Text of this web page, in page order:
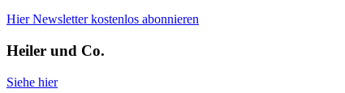
Hier Newsletter kostenlos abonnieren
Heiler und Co.
Siehe hier